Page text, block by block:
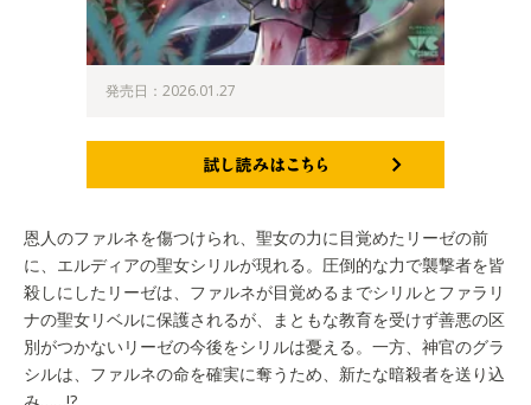
発売日：2026.01.27
恩人のファルネを傷つけられ、聖女の力に目覚めたリーゼの前
に、エルディアの聖女シリルが現れる。圧倒的な力で襲撃者を皆
殺しにしたリーゼは、ファルネが目覚めるまでシリルとファラリ
ナの聖女リベルに保護されるが、まともな教育を受けず善悪の区
別がつかないリーゼの今後をシリルは憂える。一方、神官のグラ
シルは、ファルネの命を確実に奪うため、新たな暗殺者を送り込